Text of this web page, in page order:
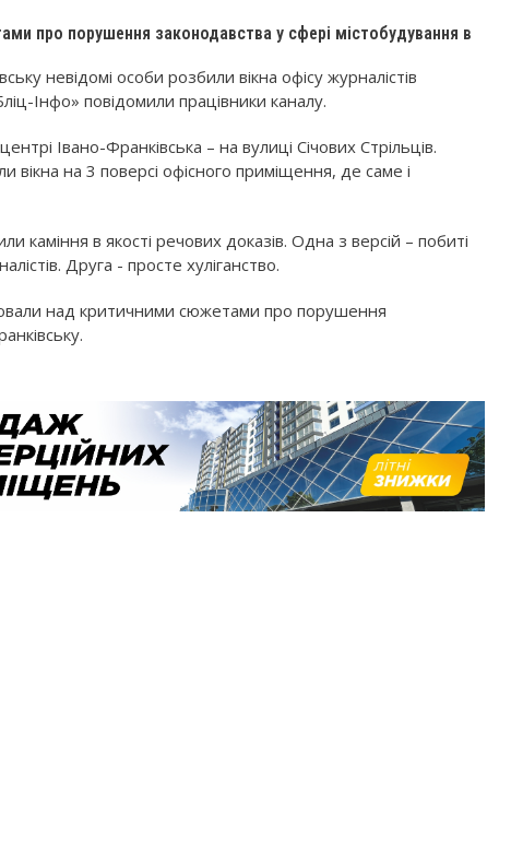
про порушення законодавства у сфері містобудування в
невідомі особи розбили вікна офісу журналістів
Інфо» повідомили працівники каналу.
Івано-Франківська – на вулиці Січових Стрільців.
на 3 поверсі офісного приміщення, де саме і
каміння в якості речових доказів. Одна з версій – побиті
Друга - просте хуліганство.
над критичними сюжетами про порушення